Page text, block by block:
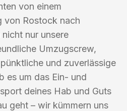
von einem
von Rostock nach
nur unsere
Umzugscrew,
und zuverlässige
es um das Ein- und
deines Hab und Guts
geht – wir kümmern uns